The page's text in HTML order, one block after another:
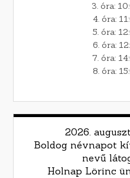
3. óra:
4. óra:
5. óra:
6. óra:
7. óra:
8. óra:
2026.
Boldog névnapot
nevű
Holnap Lörinc